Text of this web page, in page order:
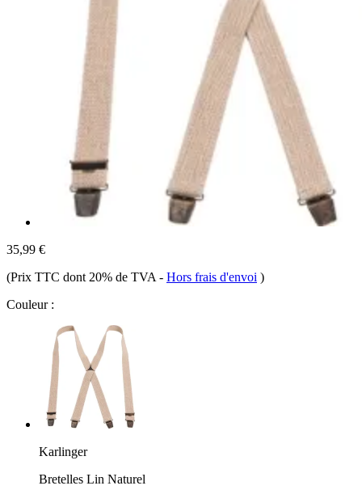
35,99 €
(Prix TTC dont 20% de TVA - Hors frais d'envoi )
Couleur :
Karlinger
Bretelles Lin Naturel